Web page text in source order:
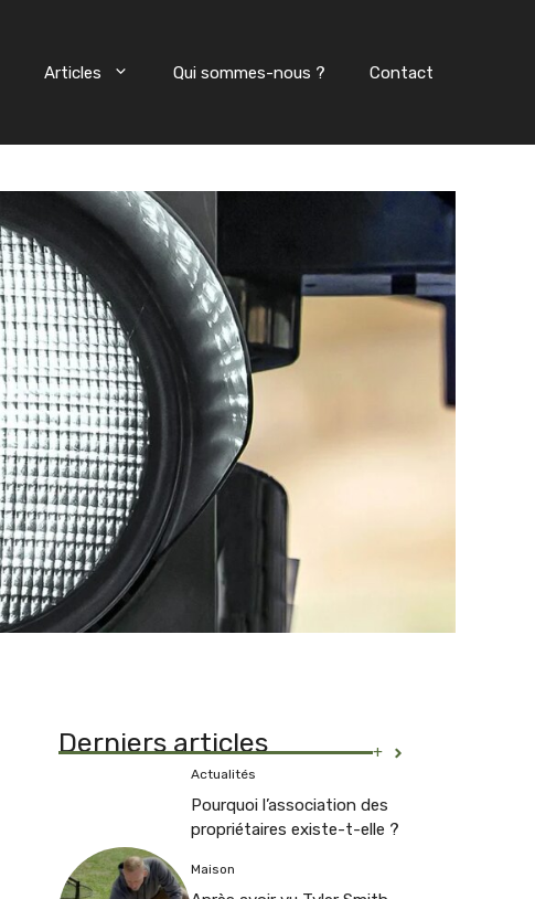
Articles Qui sommes-nous ? Contact
Derniers articles +
Actualités
Pourquoi l’association des
propriétaires existe-t-elle ?
Maison